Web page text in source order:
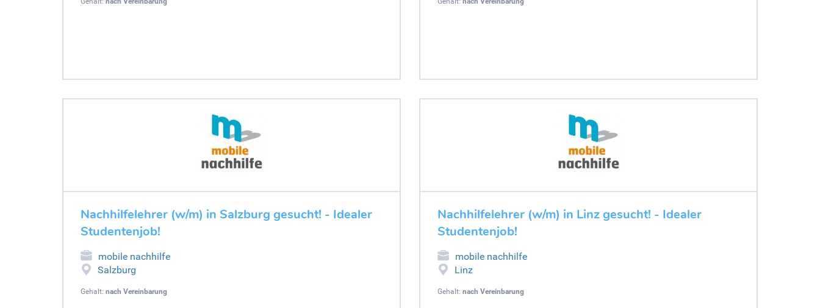
Nachhilfelehrer (w/m) in Salzburg gesucht! - Idealer
Studentenjob!
mobile nachhilfe
Salzburg
Gehalt: nach Vereinbarung
Nachhilfelehrer (w/m) in Linz gesucht! - Idealer
Studentenjob!
mobile nachhilfe
Linz
Gehalt: nach Vereinbarung